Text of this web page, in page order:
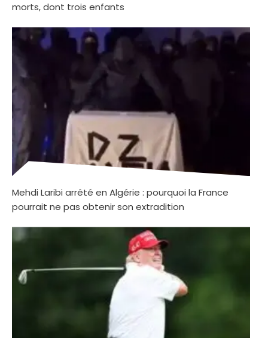
morts, dont trois enfants
Mehdi Laribi arrêté en Algérie : pourquoi la France
pourrait ne pas obtenir son extradition